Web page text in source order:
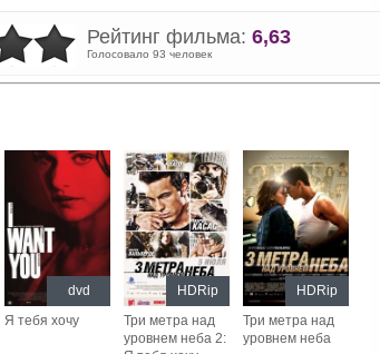
Рейтинг фильма: 6,63
Голосовало 93 человек
Я тебя хочу
dvd
Три метра над
уровнем неба 2:
HDRip
Три метра над
уровнем неба
HDRip